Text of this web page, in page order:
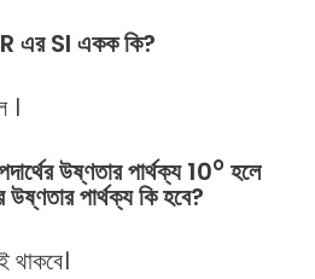
এর SI একক কি?
।
উষ্ণতার পার্থক্য 10o হলে
উষ্ণতার পার্থক্য কি হবে?
থাকবে।